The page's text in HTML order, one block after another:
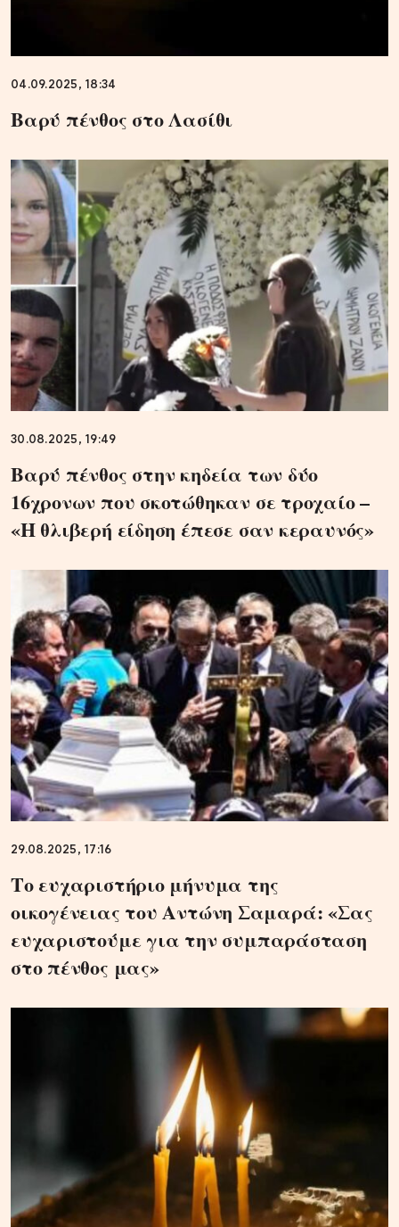
04.09.2025, 18:34
Βαρύ πένθος στο Λασίθι
30.08.2025, 19:49
Βαρύ πένθος στην κηδεία των δύο
16χρονων που σκοτώθηκαν σε τροχαίο –
«Η θλιβερή είδηση έπεσε σαν κεραυνός»
29.08.2025, 17:16
Το ευχαριστήριο μήνυμα της
οικογένειας του Αντώνη Σαμαρά: «Σας
ευχαριστούμε για την συμπαράσταση
στο πένθος μας»